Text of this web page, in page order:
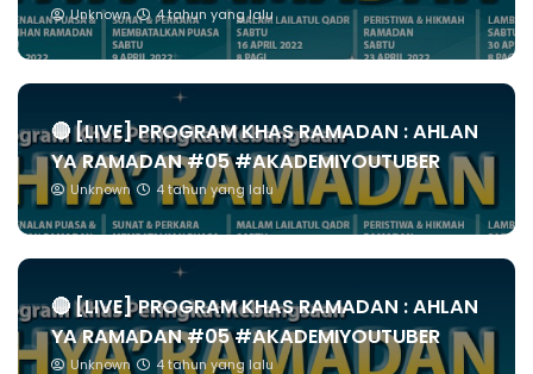
Unknown 4 tahun yang lalu
🔴 [LIVE] PROGRAM KHAS RAMADAN : AHLAN
YA RAMADAN #05 #AKADEMIYOUTUBER
Unknown 4 tahun yang lalu
🔴 [LIVE] PROGRAM KHAS RAMADAN : AHLAN
YA RAMADAN #05 #AKADEMIYOUTUBER
Unknown 4 tahun yang lalu